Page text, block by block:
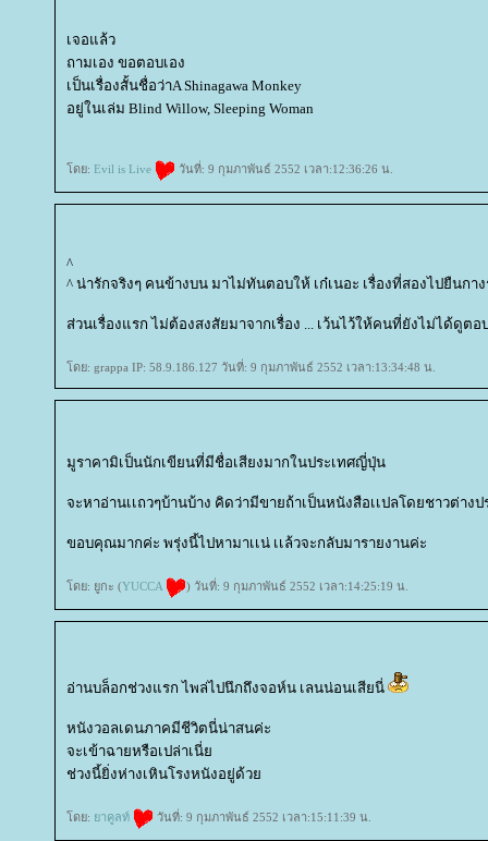
เจอแล้ว
ถามเอง ขอตอบเอง
เป็นเรื่องสั้นชื่อว่าA Shinagawa Monkey
อยู่ในเล่ม Blind Willow, Sleeping Woman
ดย: Evil is Live วันที่: 9 กุมภาพันธ์ 2552 เวลา:12:36:26 น.
^
^ น่ารักจริงๆ คนข้างบน มาไม่ทันตอบให้ เก๋เนอะ เรื่องที่สองไปยืนก
ส่วนเรื่องแรก ไม่ต้องสงสัยมาจากเรื่อง ... เว้นไว้ให้คนที่ยังไม่ได้ดูตอ
ดย: grappa IP: 58.9.186.127 วันที่: 9 กุมภาพันธ์ 2552 เวลา:13:34:48 น.
มูราคามิเป็นนักเขียนที่มีชื่อเสียงมากในประเทศญี่ปุ่น
จะหาอ่านเเถวๆบ้านบ้าง คิดว่ามีขายถ้าเป็นหนังสือเเปลโดยชาวต่างป
ขอบคุณมากค่ะ พรุ่งนี้ไปหามาเเน่ เเล้วจะกลับมารายงานค่ะ
ดย: ยูกะ (YUCCA ) วันที่: 9 กุมภาพันธ์ 2552 เวลา:14:25:19 น.
อ่านบล็อกช่วงแรก ไพล่ไปนึกถึงจอห์น เลนน่อนเสียนี่
หนังวอลเดนภาคมีชีวิตนี่น่าสนค่ะ
จะเข้าฉายหรือเปล่าเนี่
ช่วงนี้ยิ่งห่างเหินโรงหนังอยู่ด้ว
ดย: าคูลท์ วันที่: 9 กุมภาพันธ์ 2552 เวลา:15:11:39 น.